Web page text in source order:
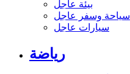
بيئة عاجل
سياحة وسفر عاجل
سيارات عاجل
رياضة